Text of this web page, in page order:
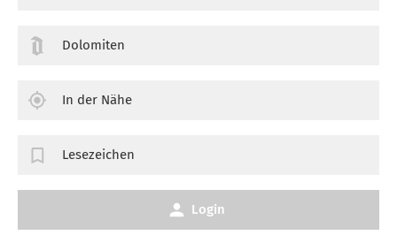
Dolomiten
In der Nähe
Lesezeichen
Login